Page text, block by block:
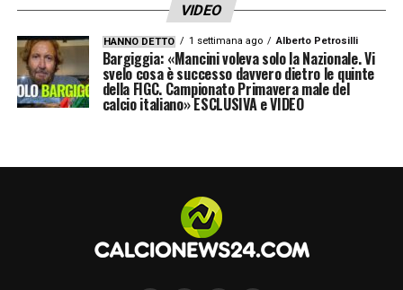
VIDEO
HANNO DETTO 1 settimana ago Alberto Petrosilli
Bargiggia: «Mancini voleva solo la Nazionale. Vi
svelo cosa è successo davvero dietro le quinte
della FIGC. Campionato Primavera male del
calcio italiano» ESCLUSIVA e VIDEO